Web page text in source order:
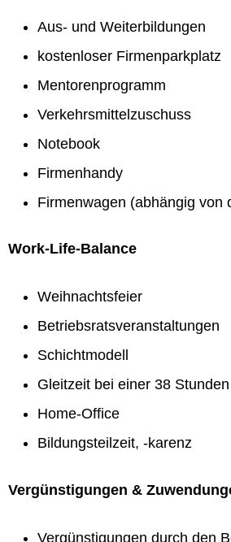
Aus- und Weiterbildungen
kostenloser Firmenparkplatz
Mentorenprogramm
Verkehrsmittelzuschuss
Notebook
Firmenhandy
Firmenwagen (abhängig von
Work-Life-Balance
Weihnachtsfeier
Betriebsratsveranstaltungen
Schichtmodell
Gleitzeit bei einer 38
Home-Office
Bildungsteilzeit, -karenz
Vergünstigungen &
Vergünstigungen durch den